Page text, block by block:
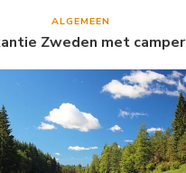
ALGEMEEN
Zweden met camper